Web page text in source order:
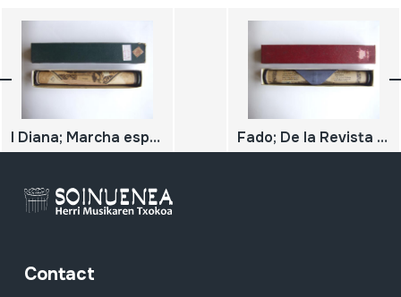
I Diana; Marcha española; Pacheco Fado; De la Revista 31; Coelho, Alves
Contact